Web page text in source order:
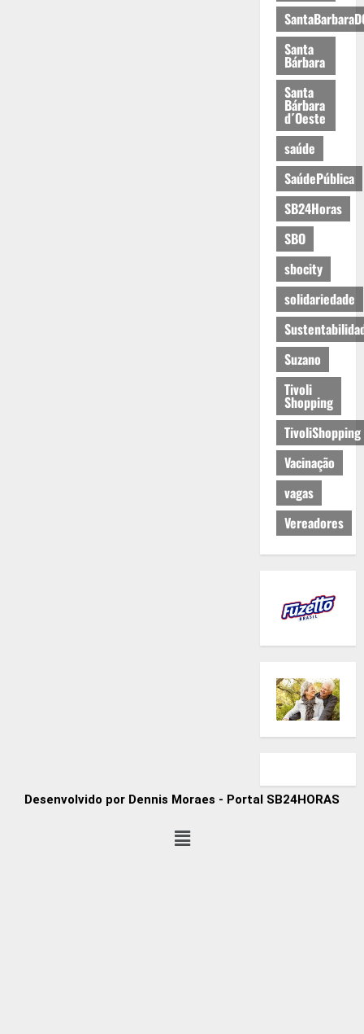
Santa
Bárbara
Santa
Bárbara
d´Oeste
saúde
SaúdePública
SB24Horas
SBO
sbocity
solidariedade
Suzano
Tivoli
Shopping
TivoliShopping
Vacinação
vagas
Vereadores
Desenvolvido por Dennis Moraes - Portal SB24HORAS